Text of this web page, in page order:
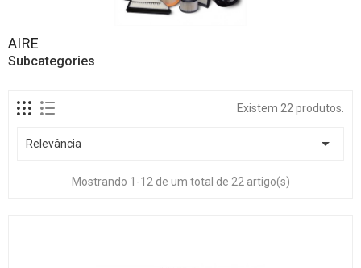
AIRE
Subcategories
Existem 22 produtos.
Relevância 
Mostrando 1-12 de um total de 22 artigo(s)